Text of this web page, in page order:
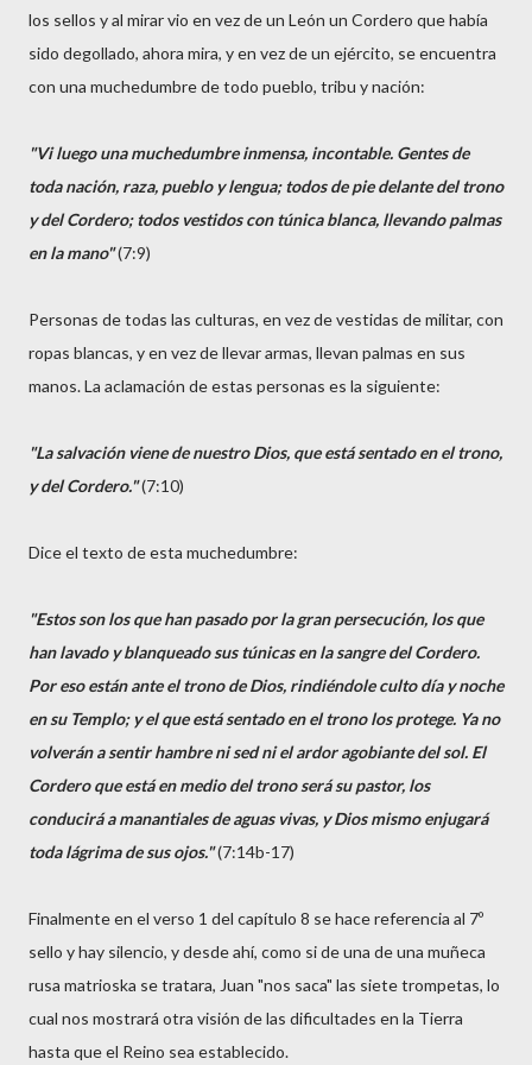
los sellos y al mirar vio en vez de un León un Cordero que había
sido degollado, ahora mira, y en vez de un ejército, se encuentra
con una muchedumbre de todo pueblo, tribu y nación:
"Vi luego una muchedumbre inmensa, incontable. Gentes de
toda nación, raza, pueblo y lengua; todos de pie delante del trono
y del Cordero; todos vestidos con túnica blanca, llevando palmas
en la mano"(7:9)
Personas de todas las culturas, en vez de vestidas de militar, con
ropas blancas, y en vez de llevar armas, llevan palmas en sus
manos. La aclamación de estas personas es la siguiente:
"La salvación viene de nuestro Dios, que está sentado en el trono,
y del Cordero."(7:10)
Dice el texto de esta muchedumbre:
"Estos son los que han pasado por la gran persecución, los que
han lavado y blanqueado sus túnicas en la sangre del Cordero.
Por eso están ante el trono de Dios, rindiéndole culto día y noche
en su Templo; y el que está sentado en el trono los protege. Ya no
volverán a sentir hambre ni sed ni el ardor agobiante del sol. El
Cordero que está en medio del trono será su pastor, los
conducirá a manantiales de aguas vivas, y Dios mismo enjugará
toda lágrima de sus ojos."(7:14b-17)
Finalmente en el verso 1 del capítulo 8 se hace referencia al 7º
sello y hay silencio, y desde ahí, como si de una de una muñeca
rusa matrioska se tratara, Juan "nos saca" las siete trompetas, lo
cual nos mostrará otra visión de las dificultades en la Tierra
hasta que el Reino sea establecido.